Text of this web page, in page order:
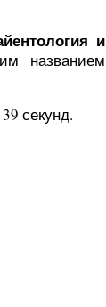
и
названием
секунд.